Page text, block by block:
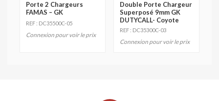
Porte 2 Chargeurs
FAMAS – GK
REF : DC35500C-05
Connexion pour voir le prix
Double Porte Chargeur
Superposé 9mm GK
DUTYCALL- Coyote
REF : DC35300C-03
Connexion pour voir le prix